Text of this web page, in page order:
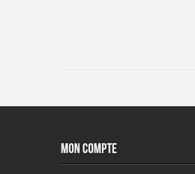
MON COMPTE